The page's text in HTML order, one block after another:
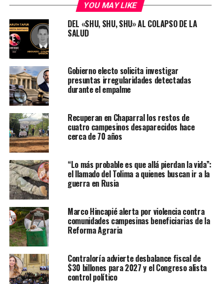
YOU MAY LIKE
DEL «SHU, SHU, SHU» AL COLAPSO DE LA
SALUD
Gobierno electo solicita investigar
presuntas irregularidades detectadas
durante el empalme
Recuperan en Chaparral los restos de
cuatro campesinos desaparecidos hace
cerca de 70 años
“Lo más probable es que allá pierdan la vida”:
el llamado del Tolima a quienes buscan ir a la
guerra en Rusia
Marco Hincapié alerta por violencia contra
comunidades campesinas beneficiarias de la
Reforma Agraria
Contraloría advierte desbalance fiscal de
$30 billones para 2027 y el Congreso alista
control político